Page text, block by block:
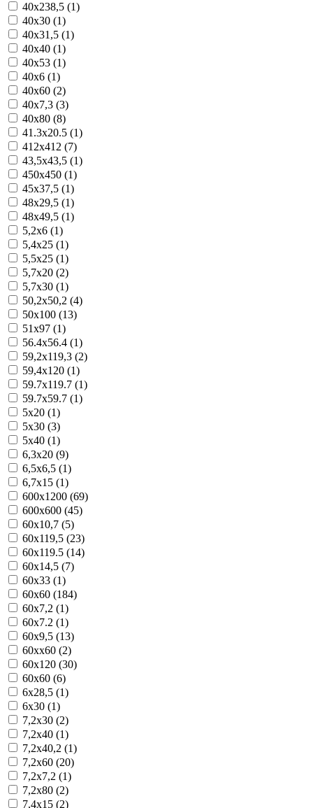
40x238,5 (1)
40x30 (1)
40x31,5 (1)
40x40 (1)
40x53 (1)
40x6 (1)
40x60 (2)
40x7,3 (3)
40x80 (8)
41.3x20.5 (1)
412x412 (7)
43,5x43,5 (1)
450x450 (1)
45x37,5 (1)
48x29,5 (1)
48x49,5 (1)
5,2x6 (1)
5,4x25 (1)
5,5x25 (1)
5,7x20 (2)
5,7x30 (1)
50,2x50,2 (4)
50x100 (13)
51x97 (1)
56.4x56.4 (1)
59,2x119,3 (2)
59,4x120 (1)
59.7x119.7 (1)
59.7x59.7 (1)
5x20 (1)
5x30 (3)
5x40 (1)
6,3x20 (9)
6,5x6,5 (1)
6,7x15 (1)
600x1200 (69)
600x600 (45)
60x10,7 (5)
60x119,5 (23)
60x119.5 (14)
60x14,5 (7)
60x33 (1)
60x60 (184)
60x7,2 (1)
60x7.2 (1)
60x9,5 (13)
60xx60 (2)
60х120 (30)
60х60 (6)
6x28,5 (1)
6x30 (1)
7,2x30 (2)
7,2x40 (1)
7,2x40,2 (1)
7,2x60 (20)
7,2x7,2 (1)
7,2x80 (2)
7,4x15 (2)